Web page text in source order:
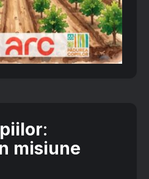
:
misiune